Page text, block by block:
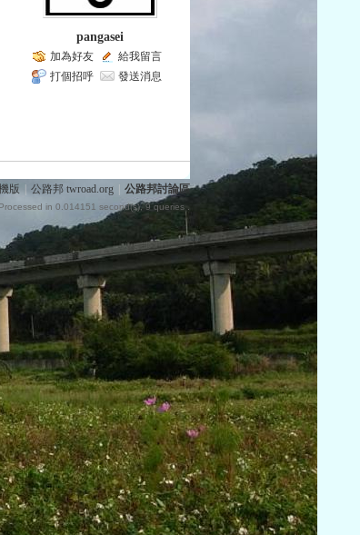
pangasei
加為好友
給我留言
打個招呼
發送消息
版 公路邦 twroad.org 公路邦討論區
in 0.014151 second(s), 9 queries .